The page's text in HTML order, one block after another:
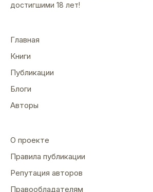
достигшими 18 лет!
Главная
Книги
Публикации
Блоги
Авторы
О проекте
Правила публикации
Репутация авторов
Правообладателям